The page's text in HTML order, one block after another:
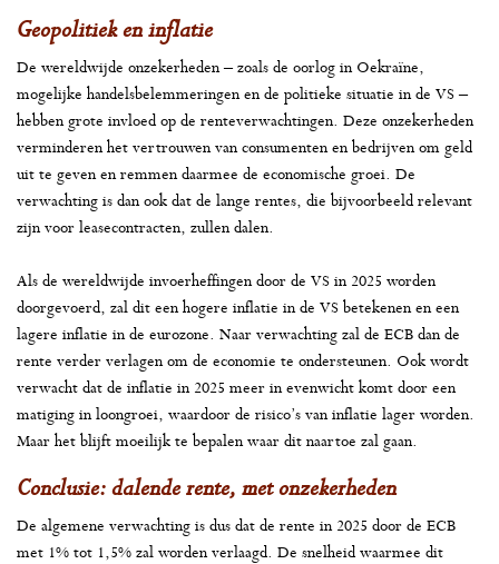
Geopolitiek en inflatie
De wereldwijde onzekerheden – zoals de oorlog in Oekraïne,
mogelijke handelsbelemmeringen en de politieke situatie in de VS –
hebben grote invloed op de renteverwachtingen. Deze onzekerheden
verminderen het vertrouwen van consumenten en bedrijven om geld
uit te geven en remmen daarmee de economische groei. De
verwachting is dan ook dat de lange rentes, die bijvoorbeeld relevant
zijn voor leasecontracten, zullen dalen.
Als de wereldwijde invoerheffingen door de VS in 2025 worden
doorgevoerd, zal dit een hogere inflatie in de VS betekenen en een
lagere inflatie in de eurozone. Naar verwachting zal de ECB dan de
rente verder verlagen om de economie te ondersteunen. Ook wordt
verwacht dat de inflatie in 2025 meer in evenwicht komt door een
matiging in loongroei, waardoor de risico’s van inflatie lager worden.
Maar het blijft moeilijk te bepalen waar dit naartoe zal gaan.
Conclusie: dalende rente, met onzekerheden
De algemene verwachting is dus dat de rente in 2025 door de ECB
met 1% tot 1,5% zal worden verlaagd. De snelheid waarmee dit